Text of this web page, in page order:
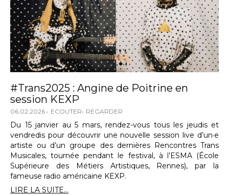
#Trans2025 : Angine de Poitrine en
session KEXP
06.02.2026 ECOUTER REGARDER
Du 15 janvier au 5 mars, rendez-vous tous les jeudis et
vendredis pour découvrir une nouvelle session live d’un·e
artiste ou d’un groupe des dernières Rencontres Trans
Musicales, tournée pendant le festival, à l’ESMA (École
Supérieure des Métiers Artistiques, Rennes), par la
fameuse radio américaine KEXP.
LIRE LA SUITE...